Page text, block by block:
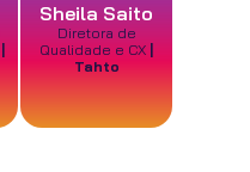
Sheila Saito
Diretora de
Qualidade e CX
Tahto